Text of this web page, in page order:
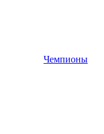
Чемпионы